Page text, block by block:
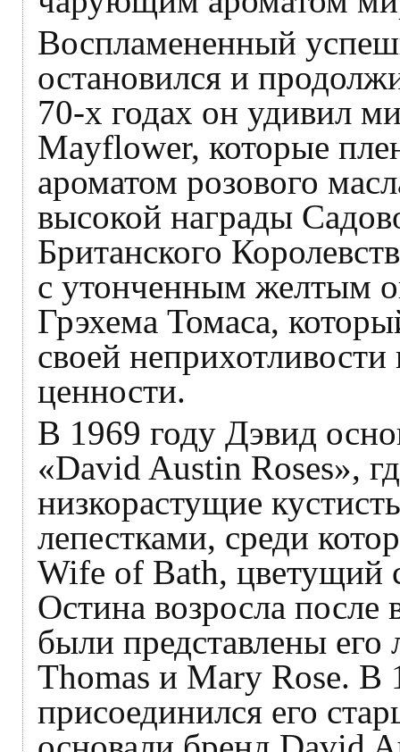
Воспламененный
остановился и
70-х годах он удивил
Mayflower, которые
ароматом розового
высокой награды
Британского
с утонченным желтым
Грэхема Томаса,
своей
ценности.
В 1969 году Дэвид
«David Austin Roses»,
низкорастущие
лепестками, среди
Wife of Bath, цветущий
Остина возросла после
были представлены
Thomas и Mary Rose. В
присоединился его